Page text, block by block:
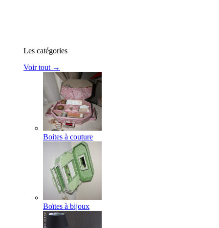
Les catégories
Voir tout →
Boites à couture
Boïtes à bijoux